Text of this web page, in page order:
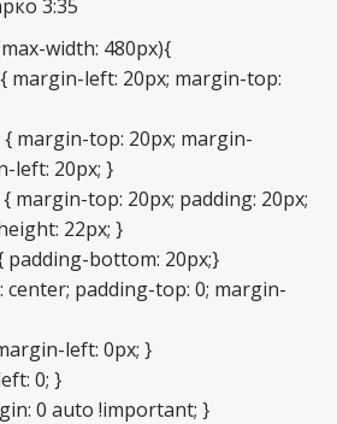
3:35
width: 480px){
margin-left: 20px; margin-top:
margin-top: 20px; margin-
left: 20px; }
margin-top: 20px; padding: 20px;
22px; }
bottom: 20px;}
padding-top: 0; margin-
left: 0px; }
0; }
0 auto !important; }